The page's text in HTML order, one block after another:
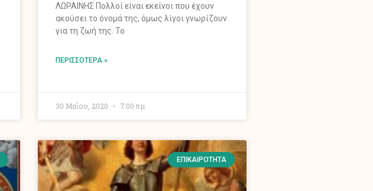
ΛΩΡΑΙΝΗΣ Πολλοί είναι εκείνοι που έχουν
ακούσει το όνομά της, όμως λίγοι γνωρίζουν
για τη ζωή της. Το
ΠΕΡΙΣΣΌΤΕΡΑ »
30 Μαΐου, 2020 7:00 πμ
ΕΠΙΚΑΙΡΌΤΗΤΑ